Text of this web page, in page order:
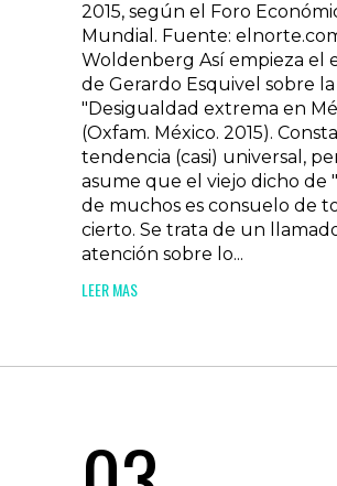
2015, según el Foro
Mundial. Fuente:
Woldenberg Así empieza el
de Gerardo Esquivel sobre la
"Desigualdad extrema en
(Oxfam. México. 2015).
tendencia (casi) universal,
asume que el viejo dicho de
de muchos es consuelo de
cierto. Se trata de un
atención sobre lo...
LEER MAS